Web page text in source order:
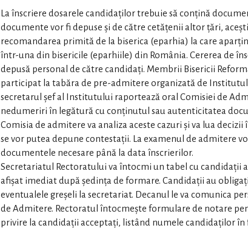
La înscriere dosarele candidaților trebuie să conțină
documente vor fi depuse şi de către cetățenii altor țări,
recomandarea primită de la biserica (eparhia) la care
într-una din bisericile (eparhiile) din România. Cererea de
depusă personal de către candidați. Membrii Bisericii
participat la tabăra de pre-admitere organizată de
secretarul șef al Institutului raportează oral Comisiei de
nedumeriri în legătură cu conținutul sau autenticitatea
Comisia de admitere va analiza aceste cazuri și va lua
se vor putea depune contestații. La examenul de admitere
documentele necesare până la data înscrierilor.
Secretariatul Rectoratului va întocmi un tabel cu candidații
afișat imediat după ședința de formare. Candidații au
eventualele greşeli la secretariat. Decanul le va comunica
de Admitere. Rectoratul întocmeşte formulare de notare
privire la candidaţii acceptaţi, listând numele candidaţilor în